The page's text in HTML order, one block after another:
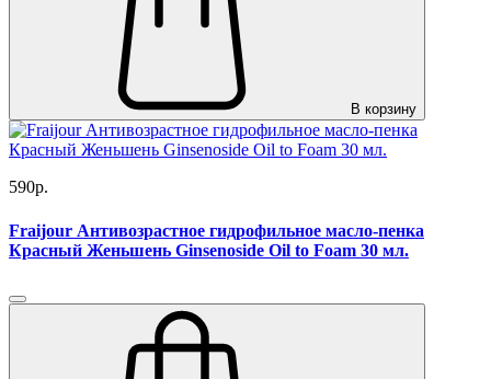
В корзину
590р.
Fraijour Антивозрастное гидрофильное масло-пенка
Красный Женьшень Ginsenoside Oil to Foam 30 мл.